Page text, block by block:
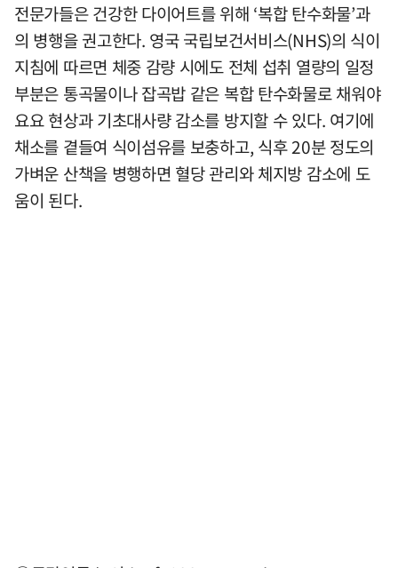
전문가들은 건강한 다이어트를 위해 ‘복합 탄수화물’과
의 병행을 권고한다. 영국 국립보건서비스(NHS)의 식이
지침에 따르면 체중 감량 시에도 전체 섭취 열량의 일정
부분은 통곡물이나 잡곡밥 같은 복합 탄수화물로 채워야
요요 현상과 기초대사량 감소를 방지할 수 있다. 여기에
채소를 곁들여 식이섬유를 보충하고, 식후 20분 정도의
가벼운 산책을 병행하면 혈당 관리와 체지방 감소에 도
움이 된다.